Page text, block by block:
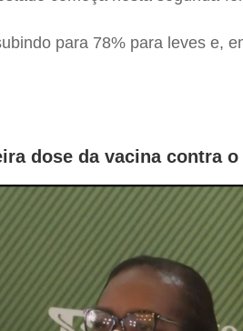
para 78% para leves e,
dose da vacina contra